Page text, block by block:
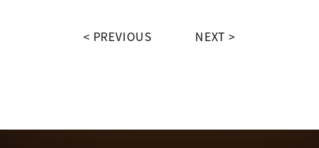
PREVIOUS NEXT